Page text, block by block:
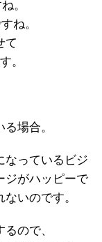
。
ね。
て
。
場合。
なっているビジ
ジがハッピーで
いのです。
ので、